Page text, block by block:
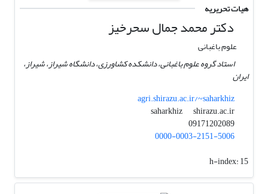
هیات تحریریه
دکتر محمد جمال سحرخیز
علوم باغبانی
استاد گروه علوم باغبانی، دانشکده کشاورزی، دانشگاه شیراز، شیراز،
ایران
agri.shirazu.ac.ir/~saharkhiz
saharkhiz
shirazu.ac.ir
09171202089
0000-0003-2151-5006
h-index:15